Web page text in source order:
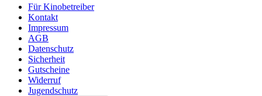
Für Kinobetreiber
Kontakt
Impressum
AGB
Datenschutz
Sicherheit
Gutscheine
Widerruf
Jugendschutz